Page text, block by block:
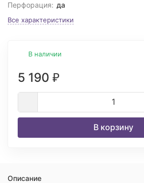
Перфорация: да
Все характеристики
В наличии
5 190 ₽
В корзину
Описание